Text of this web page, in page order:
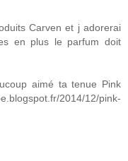
Carven et j adorerai
en plus le parfum doit
aimé ta tenue Pink
2014/12/pink-